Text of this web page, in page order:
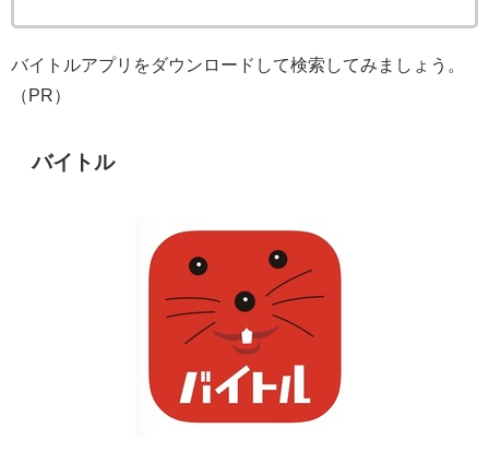
バイトルアプリをダウンロードして検索してみましょう。
（PR）
バイトル